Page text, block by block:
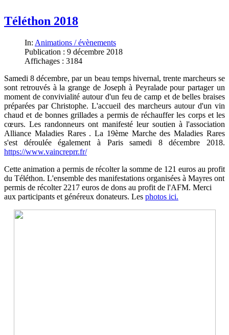
Téléthon 2018
In: Animations / évènements
Publication : 9 décembre 2018
Affichages : 3184
Samedi 8 décembre, par un beau temps hivernal, trente marcheurs se
sont retrouvés à la grange de Joseph à Peyralade pour partager un
moment de convivialité autour d'un feu de camp et de belles braises
préparées par Christophe. L'accueil des marcheurs autour d'un vin
chaud et de bonnes grillades a permis de réchauffer les corps et les
cœurs. Les randonneurs ont manifesté leur soutien à l'association
Alliance Maladies Rares . La 19ème Marche des Maladies Rares
s'est déroulée également à Paris samedi 8 décembre 2018.
https://www.vaincreprr.fr/
Cette animation a permis de récolter la somme de 121 euros au profit
du Téléthon. L'ensemble des manifestations organisées à Mayres ont
permis de récolter 2217 euros de dons au profit de l'AFM. Merci
aux participants et généreux donateurs. Les photos ici.